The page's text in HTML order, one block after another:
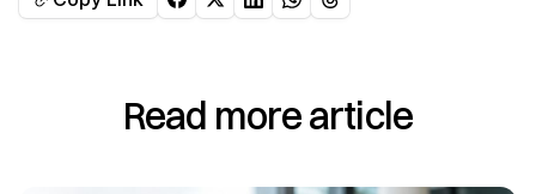
Read more article